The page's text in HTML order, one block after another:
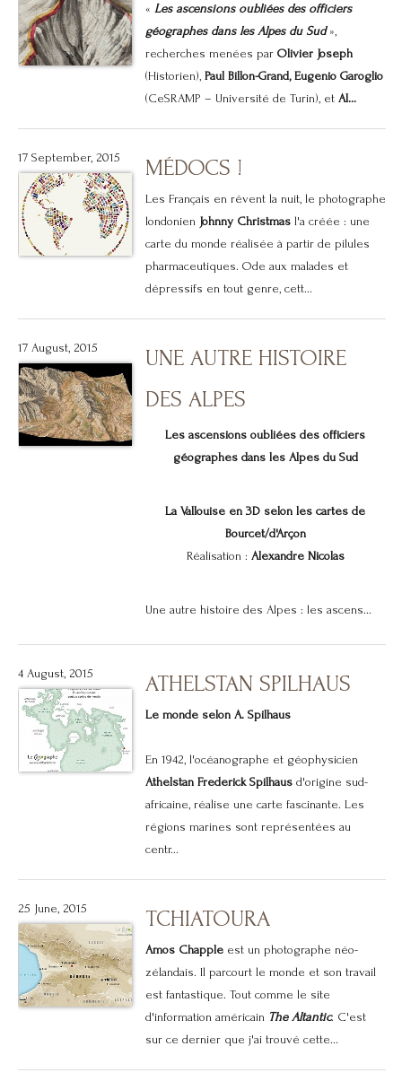
« Les ascensions oubliées des officiers
géographes dans les Alpes du Sud»,
recherches menées par Olivier Joseph
(Historien), Paul Billon-Grand,Eugenio Garoglio
(CeSRAMP – Université de Turin), et Al...
17 September, 2015 MÉDOCS !
Les Français en rêvent la nuit, le photographe
londonien Johnny Christmasl'a créée : une
carte du monde réalisée à partir de pilules
pharmaceutiques. Ode aux malades et
dépressifs en tout genre, cett...
17 August, 2015
UNE AUTRE HISTOIRE
DES ALPES
Les ascensions oubliées des officiers
géographes dans les Alpes du Sud
La Vallouise en 3D selon les cartes de
Bourcet/d'Arçon
Réalisation : Alexandre Nicolas
Une autre histoire des Alpes : les ascens...
4 August, 2015 ATHELSTAN SPILHAUS
Le monde selon A. Spilhaus
En 1942, l'océanographe et géophysicien
Athelstan Frederick Spilhaus d'origine sud-
africaine, réalise une carte fascinante. Les
régions marines sont représentées au
centr...
25 June, 2015 TCHIATOURA
Amos Chappleest un photographe néo-
zélandais. Il parcourt le monde et son travail
est fantastique. Tout comme le site
d'information américain The Altantic. C'est
sur ce dernier que j'ai trouvé cette...